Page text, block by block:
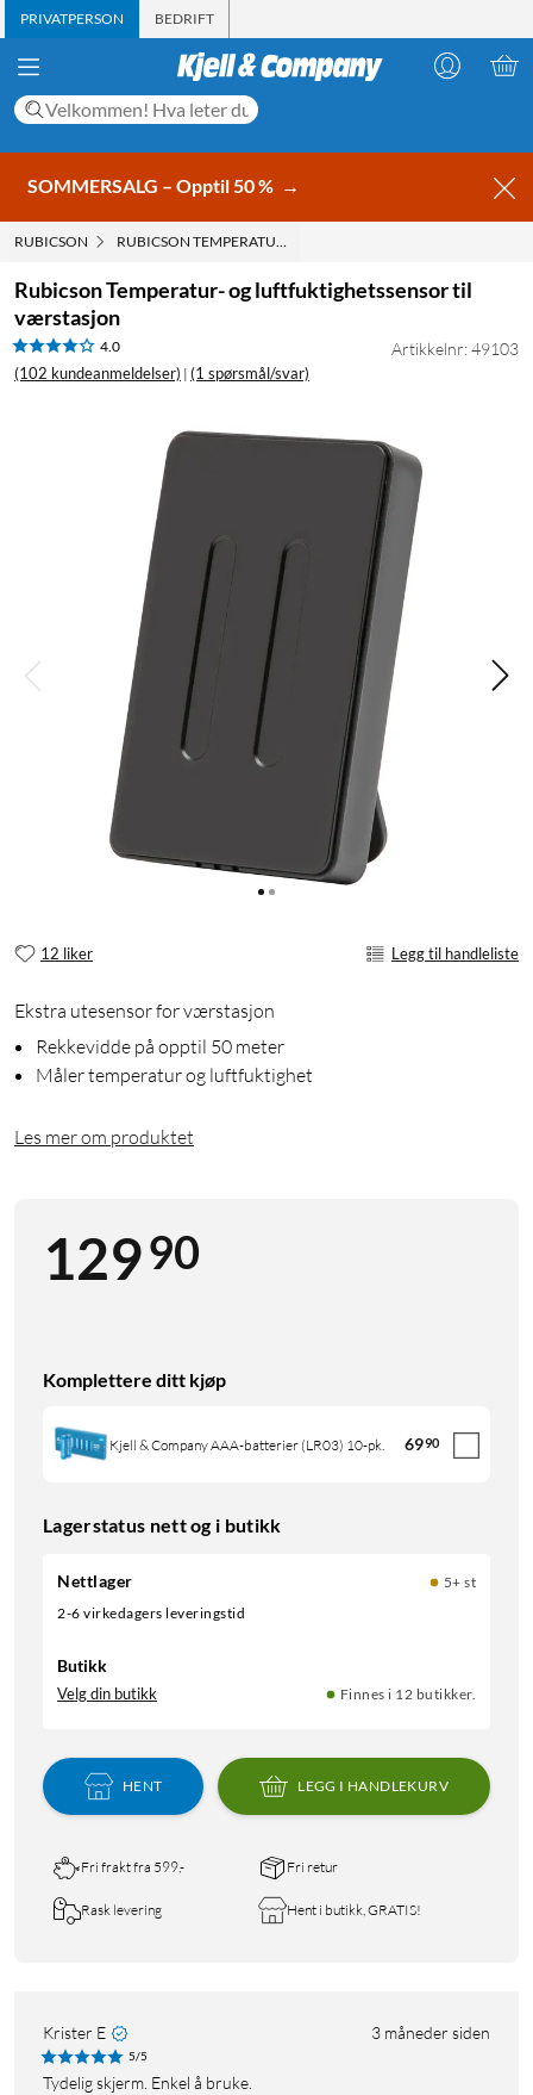
PRIVATPERSON BEDRIFT
SOMMERSALG – Opptil 50 % →
RUBICSON RUBICSON TEMPERATUR- OG LUFTFUKTIGHETSSENSOR TIL
Rubicson Temperatur- og luftfuktighetssensor til
værstasjon
4.0
(102 kundeanmeldelser) | (1 spørsmål/svar)
Artikkelnr: 49103
12 liker Legg til handleliste
Ekstra utesensor for værstasjon
Rekkevidde på opptil 50 meter
Måler temperatur og luftfuktighet
Les mer om produktet
12990
Komplettere ditt kjøp
Kjell & Company AAA-batterier (LR03) 10-pk. 6990
Lagerstatus nett og i butikk
Nettlager
5+ st
2-6 virkedagers leveringstid
Butikk
Velg din butikk Finnes i 12 butikker.
HENT LEGG I HANDLEKURV
Fri frakt fra 599,- Fri retur
Rask levering Hent i butikk, GRATIS!
Krister E 3 måneder siden
5/5
Tydelig skjerm. Enkel å bruke.